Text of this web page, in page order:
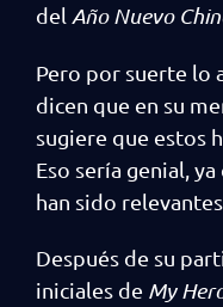
del Año Nuevo
Pero por suerte lo
dicen que en su
sugiere que estos
Eso sería genial,
han sido relevantes.
Después de su
iniciales de My